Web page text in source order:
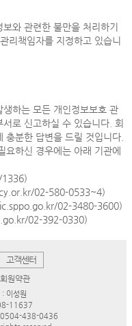
와 관련한 불만을 처리하기
리책임자를 지정하고 있습니
하는 모든 개인정보보호 관
로 신고하실 수 있습니다. 회
충분한 답변을 드릴 것입니다.
요하신 경우에는 아래 기관에
1336)
02-580-0533~4)
02-3480-3600)
02-392-0330)
고객센터
회원약관
이성원
11637
0504-438-0436